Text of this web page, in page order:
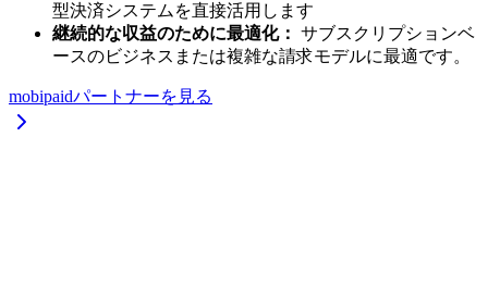
型決済システムを直接活用します
継続的な収益のために最適化： サブスクリプションベ
ースのビジネスまたは複雑な請求モデルに最適です。
mobipaidパートナーを見る